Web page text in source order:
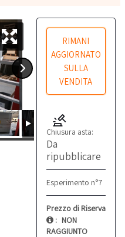
RIMANI
AGGIORNATO
SULLA
VENDITA
Chiusura asta:
Da
ripubblicare
Esperimento n°7
Prezzo di Riserva
: NON
RAGGIUNTO